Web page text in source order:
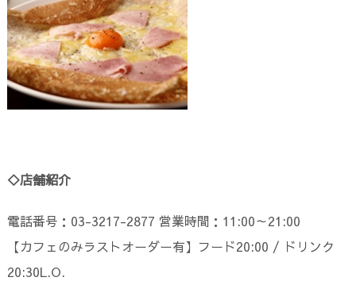
◇店舗紹介
電話番号：03-3217-2877 営業時間：11:00～21:00
【カフェのみラストオーダー有】フード20:00 / ドリンク
20:30L.O.